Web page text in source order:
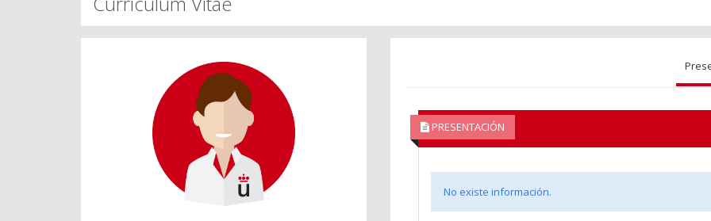
PRESENTACIÓN
No existe información.